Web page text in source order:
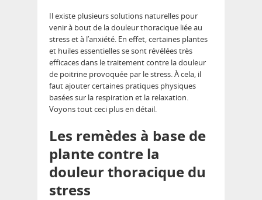
Il existe plusieurs solutions naturelles pour
venir à bout de la douleur thoracique liée au
stress et à l’anxiété. En effet, certaines plantes
et huiles essentielles se sont révélées très
efficaces dans le traitement contre la douleur
de poitrine provoquée par le stress. À cela, il
faut ajouter certaines pratiques physiques
basées sur la respiration et la relaxation.
Voyons tout ceci plus en détail.
Les remèdes à base de
plante contre la
douleur thoracique du
stress